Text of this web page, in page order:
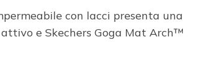
con lacci presenta una
e Skechers Goga Mat Arch™